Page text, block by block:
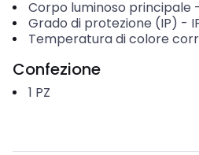
Corpo luminoso principale -
Grado di protezione (IP) -
Temperatura di colore
Confezione
1 PZ